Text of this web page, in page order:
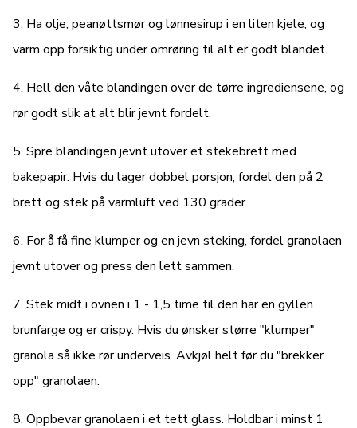
3. Ha olje, peanøttsmør og lønnesirup i en liten kjele, og
varm opp forsiktig under omrøring til alt er godt blandet.
4. Hell den våte blandingen over de tørre ingrediensene, og
rør godt slik at alt blir jevnt fordelt.
5. Spre blandingen jevnt utover et stekebrett med
bakepapir. Hvis du lager dobbel porsjon, fordel den på 2
brett og stek på varmluft ved 130 grader.
6. For å få fine klumper og en jevn steking, fordel granolaen
jevnt utover og press den lett sammen.
7. Stek midt i ovnen i 1 - 1,5 time til den har en gyllen
brunfarge og er crispy. Hvis du ønsker større "klumper"
granola så ikke rør underveis. Avkjøl helt før du "brekker
opp" granolaen.
8. Oppbevar granolaen i et tett glass. Holdbar i minst 1